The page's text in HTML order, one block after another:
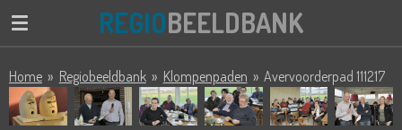
Ga
de
hoofdinhoud
REGIOBEELDBANK
Home » Regiobeeldbank » Klompenpaden » Avervoorderpad 111217